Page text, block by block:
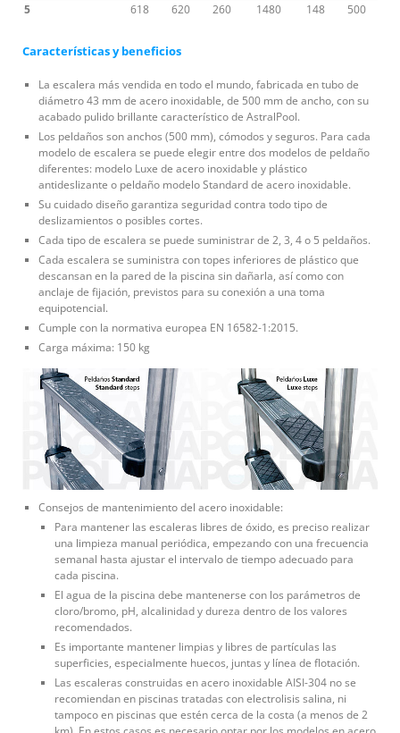
5
618 620 260 1480 148 500
Características y beneficios
La escalera más vendida en todo el mundo, fabricada en tubo de
diámetro 43 mm de acero inoxidable, de 500 mm de ancho, con su
acabado pulido brillante característico de AstralPool.
Los peldaños son anchos (500 mm), cómodos y seguros. Para cada
modelo de escalera se puede elegir entre dos modelos de peldaño
diferentes: modelo Luxe de acero inoxidable y plástico
antideslizante o peldaño modelo Standard de acero inoxidable.
Su cuidado diseño garantiza seguridad contra todo tipo de
deslizamientos o posibles cortes.
Cada tipo de escalera se puede suministrar de 2, 3, 4 o 5 peldaños.
Cada escalera se suministra con topes inferiores de plástico que
descansan en la pared de la piscina sin dañarla, así como con
anclaje de fijación, previstos para su conexión a una toma
equipotencial.
Cumple con la normativa europea EN 16582-1:2015.
Carga máxima: 150 kg
Consejos de mantenimiento del acero inoxidable:
Para mantener las escaleras libres de óxido, es preciso realizar
una limpieza manual periódica, empezando con una frecuencia
semanal hasta ajustar el intervalo de tiempo adecuado para
cada piscina.
El agua de la piscina debe mantenerse con los parámetros de
cloro/bromo, pH, alcalinidad y dureza dentro de los valores
recomendados.
Es importante mantener limpias y libres de partículas las
superficies, especialmente huecos, juntas y línea de flotación.
Las escaleras construidas en acero inoxidable AISI-304 no se
recomiendan en piscinas tratadas con electrolisis salina, ni
tampoco en piscinas que estén cerca de la costa (a menos de 2